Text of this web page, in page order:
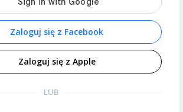
Zaloguj się z Facebook
Zaloguj się z Apple
LUB